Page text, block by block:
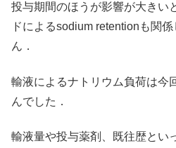
投与期間のほうが影響が大きい
ドによるsodium retentionも関
ん．
輸液によるナトリウム負荷は今
んでした．
輸液量や投与薬剤、既往歴とい